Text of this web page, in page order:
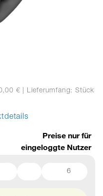
€ | Lieferumfang: Stück
Preise nur für
eingeloggte Nutzer
6